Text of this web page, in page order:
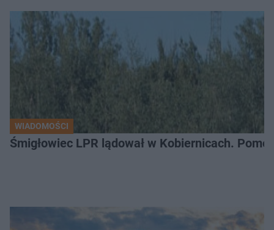
WIADOMOŚCI
Śmigłowiec LPR lądował w Kobiernicach.